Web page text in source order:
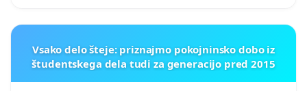
Vsako delo šteje: priznajmo pokojninsko dobo iz
študentskega dela tudi za generacijo pred 2015